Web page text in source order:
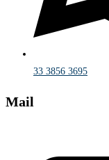
33 3856 3695
Mail